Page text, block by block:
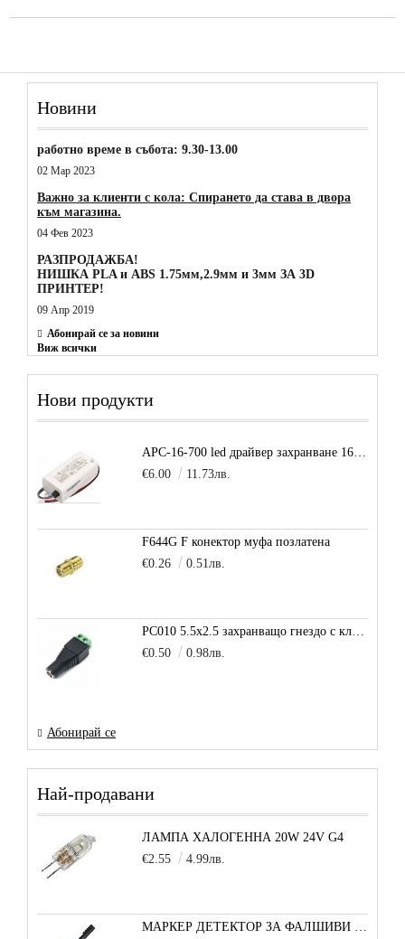
Новини
работно време в събота: 9.30-13.00
02 Мар 2023
Важно за клиенти с кола: Спирането да става в двора
към магазина.
04 Фев 2023
РАЗПРОДАЖБА!
НИШКА PLA и ABS 1.75мм,2.9мм и 3мм ЗА 3D
ПРИНТЕР!
09 Апр 2019
Абонирай се за новини
Виж всички
Нови продукти
APC-16-700 led драйвер захранване 16.8W 700mA
€6.00
11.73лв.
F644G F конектор муфа позлатена
€0.26
0.51лв.
PC010 5.5x2.5 захранващо гнездо с клема за кабел
€0.50
0.98лв.
Абонирай се
Най-продавани
ЛАМПА ХАЛОГЕННА 20W 24V G4
€2.55
4.99лв.